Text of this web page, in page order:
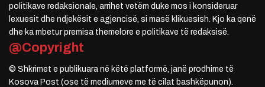
politikave redaksionale, arrihet vetëm duke mos i konsideruar
lexuesit dhe ndjekësit e agjencisë, si masë klikuesish. Kjo ka qenë
dhe ka mbetur premisa themelore e politikave të redaksisë.
@Copyright
© Shkrimet e publikuara në këtë platformë, janë prodhime të
Kosova Post (ose të mediumeve me të cilat bashkëpunon).